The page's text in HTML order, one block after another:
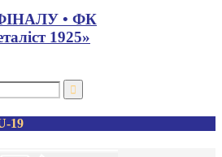
• ФК
1925»
19